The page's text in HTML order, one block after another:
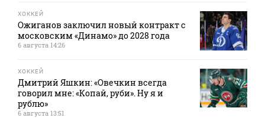
ХОККЕЙ
Ожиганов заключил новый контракт с
московским «Динамо» до 2028 года
6 августа 14:26
ХОККЕЙ
Дмитрий Яшкин: «Овечкин всегда
говорил мне: «Копай, руби». Ну я и
рублю»
6 августа 13:51